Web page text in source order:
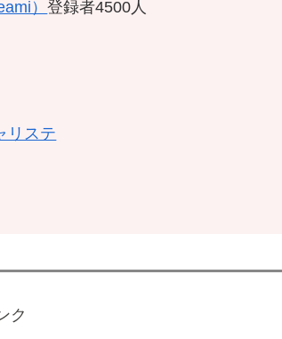
）登録者4500人
リステ
ク